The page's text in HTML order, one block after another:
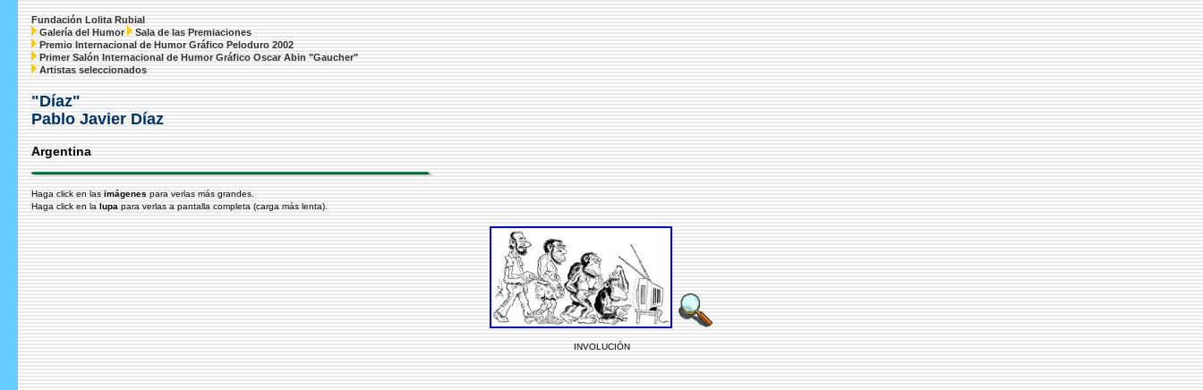
Fundación Lolita Rubial
Galería del Humor
Sala de las Premiaciones
Premio Internacional de Humor Gráfico Peloduro 2002
Primer Salón Internacional de Humor Gráfico Oscar Abin "Gaucher"
Artistas seleccionados
"Díaz"
Pablo Javier Díaz
Argentina
Haga click en las imágenes para verlas más grandes.
Haga click en la lupa para verlas a pantalla completa (carga más lenta).
INVOLUCIÓN